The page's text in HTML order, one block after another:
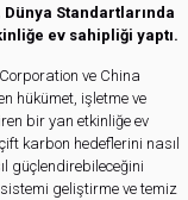
Standartlarında
ev sahipliği yaptı.
ve China
hükümet, işletme ve
bir yan etkinliğe ev
karbon hedeflerini nasıl
güçlendirebileceğini
geliştirme ve temiz